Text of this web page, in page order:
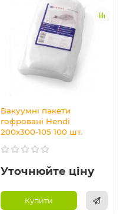
Вакуумні пакети
гофровані Hendi
200х300-105 100 шт.
Уточнюйте ціну
Купити